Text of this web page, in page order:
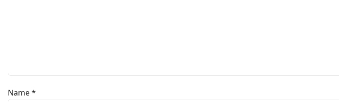
Name*